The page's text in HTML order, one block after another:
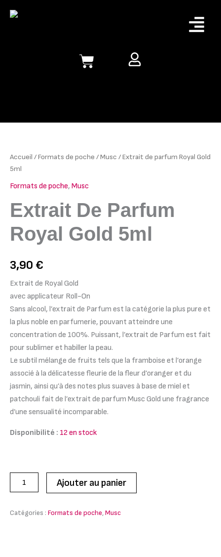
Menu
Accueil /Formats de poche /Musc / Extrait de parfum Royal Gold
5ml
Formats de poche, Musc
Extrait De Parfum
Royal Gold 5ml
3,90 €
Extrait de Royal Gold
avec applicateur Roll-On
Sans alcool, l’extrait de Parfum est la catégorie la plus pure et
la plus noble en parfumerie, pouvant atteindre une
concentration de 100%. Puissant, l’extrait de Parfum est fait
pour sublimer et habiller la peau.
Le subtil mélange de fruits tels que la framboise et l’orange
associé à la délicatesse fleurie de la fleur d’oranger et du
jasmin, ainsi qu’à des notes plus suaves à base de miel et
patchouli fait de l’extrait de parfum Musc Gold une fragrance
d’une sensualité incomparable.
Disponibilité : 12 en stock
de
parfum
Gold
Ajouter au panier
Catégories : Formats de poche,Musc
parfum